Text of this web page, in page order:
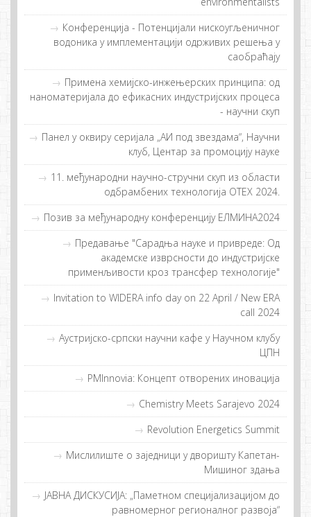
Конференција - Потенцијали нискоугљеничног
водоника у имплементацији одрживих решења у
саобраћају
Примeнa хeмиjскo-инжeњeрских принципa: oд
нaнoмaтeриjaлa дo eфикaсних индустриjских прoцeсa
- нaучни скуп
Панел у оквиру серијала „АИ под звездама“, Научни
клуб, Центар за промоцију науке
11. међународни научно-стручни скуп из области
одбрамбених технологија ОТЕХ 2024.
Позив за међународну конференцију ЕЛМИНА2024
Предавање "Сарадња науке и привреде: Од
академске изврсности до индустријске
применљивости кроз трансфер технологије"
Invitation to WIDERA info day on 22 April / New ERA
call 2024
Аустријско-српски научни кафе у Научном клубу
ЦПН
PMInnovia: Кoнцeпт oтвoрeних инoвaциja
Chemistry Meets Sarajevo 2024
Revolution Energetics Summit
Мислилиштe о заједници у дворишту Капетан-
Мишиног здања
ЈАВНА ДИСКУСИЈА: „Паметном специјализацијом до
равномерног регионалног развоја“